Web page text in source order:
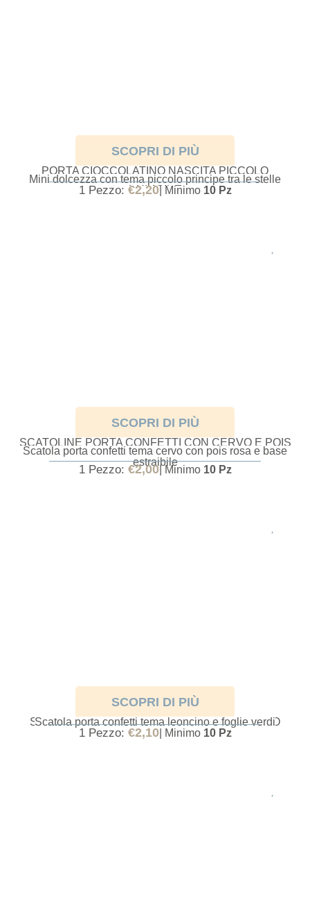
SCOPRI DI PIÙ
PORTA CIOCCOLATINO NASCITA PICCOLO
PRINCIPE
Mini dolcezza con tema piccolo principe tra le stelle
1 Pezzo: €2,20| Minimo 10 Pz
SCOPRI DI PIÙ
SCATOLINE PORTA CONFETTI CON CERVO E POIS
ROSA
Scatola porta confetti tema cervo con pois rosa e base
estraibile
1 Pezzo: €2,00| Minimo 10 Pz
SCOPRI DI PIÙ
SCATOLINE PORTA CONFETTI CON LEONCINO
Scatola porta confetti tema leoncino e foglie verdi
1 Pezzo: €2,10| Minimo 10 Pz